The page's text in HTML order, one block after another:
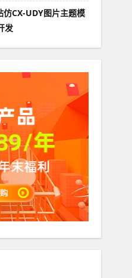
CX-UDY图片主题模
发